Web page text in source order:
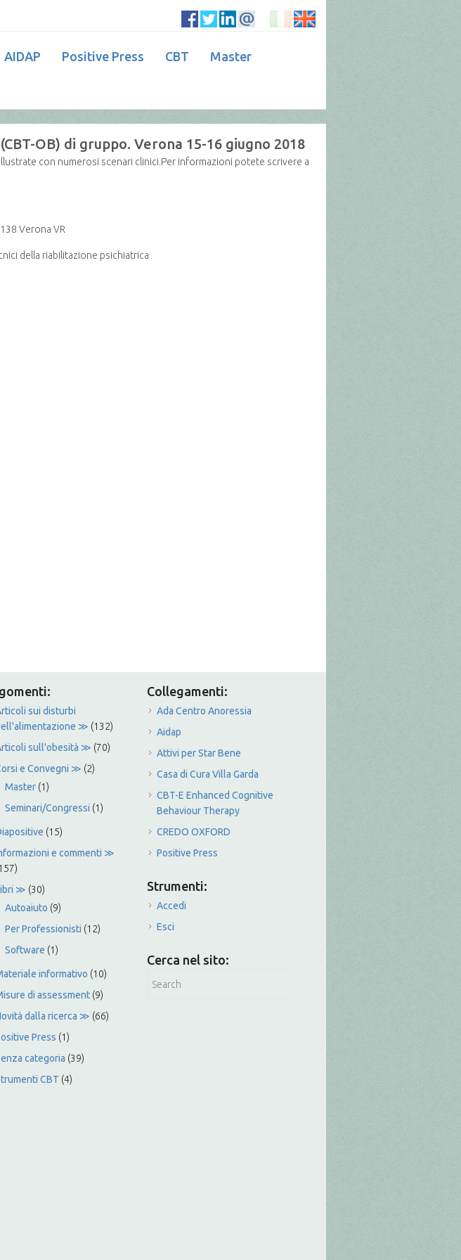
AIDAP Positive Press CBT
Master
OB) di gruppo. Verona 15-16 giugno 2018
con numerosi scenari clinici.Per informazioni potete scrivere a
Verona VR
della riabilitazione psichiatrica
sui disturbi
≫ (132)
sull'obesità ≫ (70)
e Convegni ≫ (2)
Master (1)
Seminari/Congressi (1)
(15)
e commenti ≫
≫ (30)
Autoaiuto (9)
Per Professionisti (12)
Software (1)
informativo (10)
di assessment (9)
dalla ricerca ≫ (66)
Press (1)
categoria (39)
CBT (4)
Collegamenti:
Ada Centro Anoressia
Aidap
Attivi per Star Bene
Casa di Cura Villa Garda
CBT-E Enhanced Cognitive
Behaviour Therapy
CREDO OXFORD
Positive Press
Strumenti:
Accedi
Esci
Cerca nel sito: